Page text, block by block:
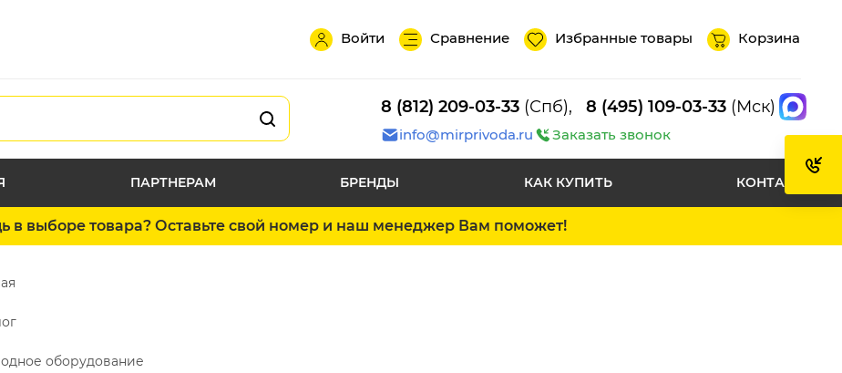
Войти Сравнение Избранные товары Корзина
8 (812) 209-03-33 (Спб), 8 (495) 109-03-33 (Мск)
info@mirprivoda.ru Заказать звонок
ПАРТНЕРАМ БРЕНДЫ КАК КУПИТЬ КОНТАКТЫ
в выборе товара? Оставьте свой номер и наш менеджер Вам поможет!
оборудование